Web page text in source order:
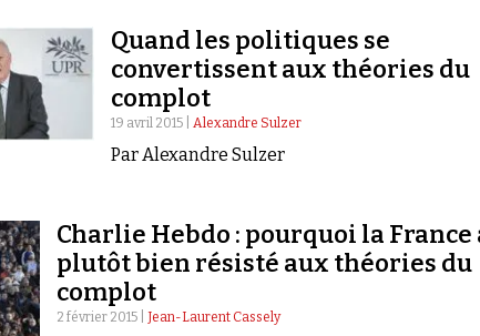
Quand les politiques se
convertissent aux théories du
complot
19 avril 2015 |Alexandre Sulzer
Par Alexandre Sulzer
Charlie Hebdo : pourquoi la France
plutôt bien résisté aux théories du
complot
2 février 2015 |Jean-Laurent Cassely